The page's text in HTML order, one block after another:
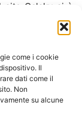
come i cookie
Il
dati come il
Non
su alcune
sito Calsky si è
molto
speranza è che
che per la
approfittino di
conoscere ed
notturno.